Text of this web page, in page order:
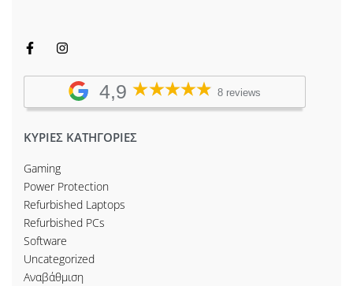
4,9 8 reviews
ΚΥΡΙΕΣ ΚΑΤΗΓΟΡΙΕΣ
Gaming
Power Protection
Refurbished Laptops
Refurbished PCs
Software
Uncategorized
Αναβάθμιση